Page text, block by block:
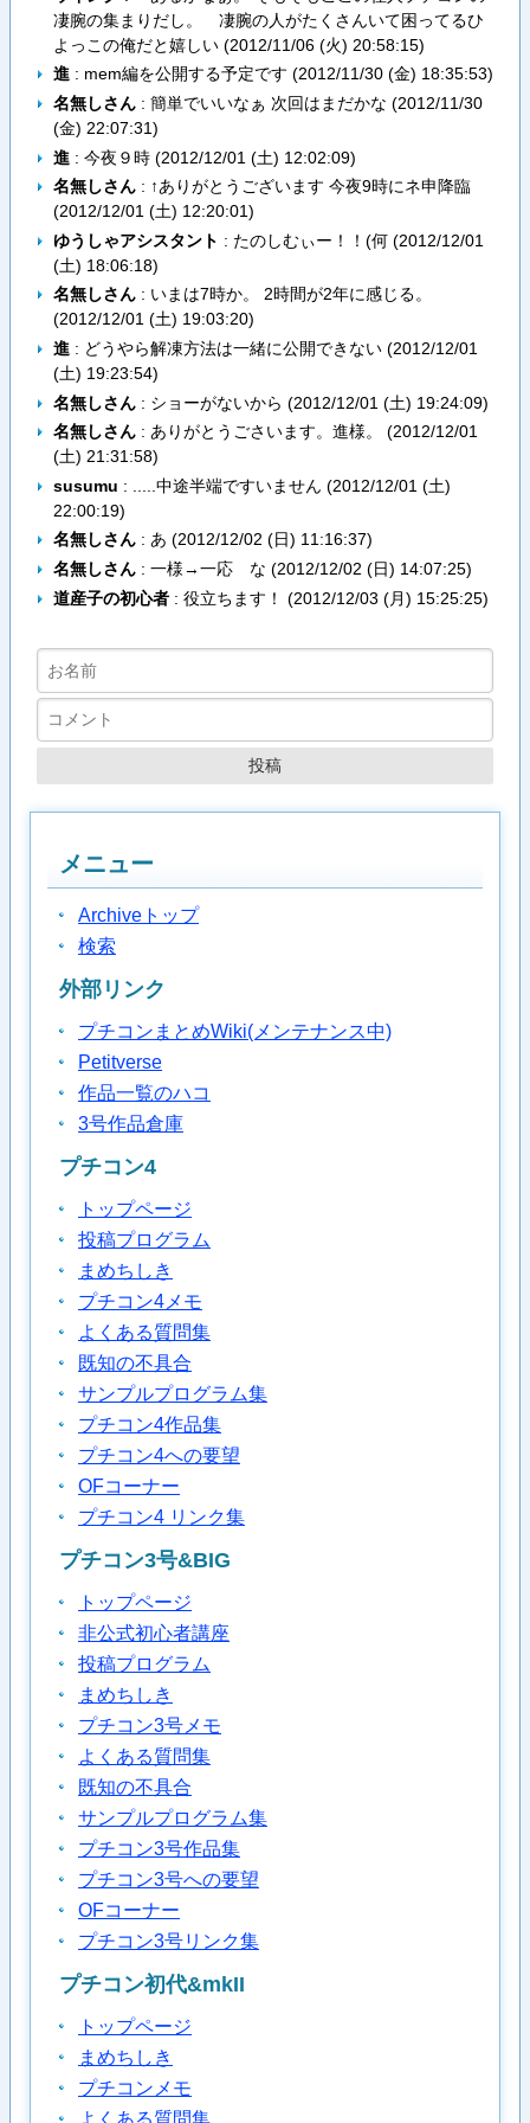
凄腕の集まりだし。 凄腕の人がたくさんいて困ってるひ
よっこの俺だと嬉しい (2012/11/06 (火) 20:58:15)
進: mem編を公開する予定です (2012/11/30 (金) 18:35:53)
名無しさん: 簡単でいいなぁ 次回はまだかな (2012/11/30
(金) 22:07:31)
進: 今夜９時 (2012/12/01 (土) 12:02:09)
名無しさん: ↑ありがとうございます 今夜9時にネ申降臨
(2012/12/01 (土) 12:20:01)
ゆうしゃアシスタント : たのしむぃー！！(何 (2012/12/01
(土) 18:06:18)
名無しさん: いまは7時か。 2時間が2年に感じる。
(2012/12/01 (土) 19:03:20)
進: どうやら解凍方法は一緒に公開できない (2012/12/01
(土) 19:23:54)
名無しさん: ショーがないから (2012/12/01 (土) 19:24:09)
名無しさん: ありがとうごさいます。進様。 (2012/12/01
(土) 21:31:58)
susumu : .....中途半端ですいません (2012/12/01 (土)
22:00:19)
名無しさん: あ (2012/12/02 (日) 11:16:37)
名無しさん: 一様→一応 な (2012/12/02 (日) 14:07:25)
道産子の初心者: 役立ちます！ (2012/12/03 (月) 15:25:25)
メニュー
Archiveトップ
検索
外部リンク
プチコンまとめWiki(メンテナンス中)
Petitverse
作品一覧のハコ
3号作品倉庫
プチコン4
トップページ
投稿プログラム
まめちしき
プチコン4メモ
よくある質問集
既知の不具合
サンプルプログラム集
プチコン4作品集
プチコン4への要望
OFコーナー
プチコン4 リンク集
プチコン3号&BIG
トップページ
非公式初心者講座
投稿プログラム
まめちしき
プチコン3号メモ
よくある質問集
既知の不具合
サンプルプログラム集
プチコン3号作品集
プチコン3号への要望
OFコーナー
プチコン3号リンク集
プチコン初代&mkII
トップページ
まめちしき
プチコンメモ
よくある質問集